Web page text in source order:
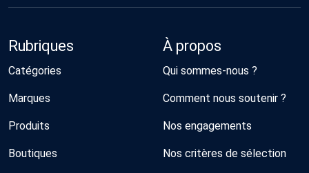
Rubriques
Catégories
Marques
Produits
Boutiques
À propos
Qui sommes-nous ?
Comment nous soutenir ?
Nos engagements
Nos critères de sélection